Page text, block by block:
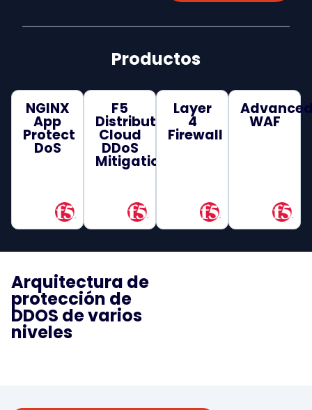
Productos
NGINX
App
Protect
DoS
F5
Distributed
Cloud
DDoS
Mitigation
Layer
4
Firewall
WAF
Arquitectura de
protección de
DDOS de varios
niveles